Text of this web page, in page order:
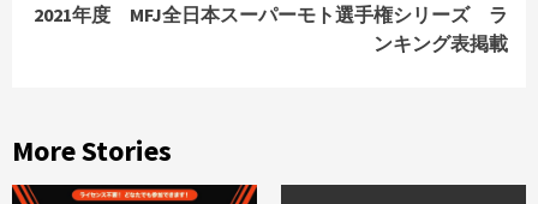
2021年度 MFJ全日本スーパーモト選手権シリーズ ラ
ンキング表掲載
More Stories